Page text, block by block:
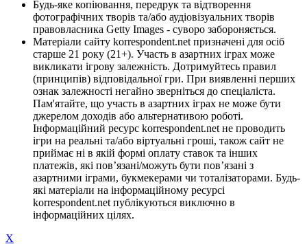
Будь-яке копіювання, передрук та відтворення
фотографічних творів та/або аудіовізуальних творів
правовласника Getty Images - суворо забороняється.
Матеріали сайту korrespondent.net призначені для осіб
старше 21 року (21+). Участь в азартних іграх може
викликати ігрову залежність. Дотримуйтесь правил
(принципів) відповідальної гри. При виявленні перших
ознак залежності негайно зверніться до спеціаліста.
Пам'ятайте, що участь в азартних іграх не може бути
джерелом доходів або альтернативою роботі.
Інформаційний ресурс korrespondent.net не проводить
ігри на реальні та/або віртуальні гроші, також сайт не
приймає ні в якій формі оплату ставок та інших
платежів, які пов’язані/можуть бути пов’язані з
азартними іграми, букмекерами чи тоталізаторами. Будь-
які матеріали на інформаційному ресурсі
korrespondent.net публікуються виключно в
інформаційних цілях.
X